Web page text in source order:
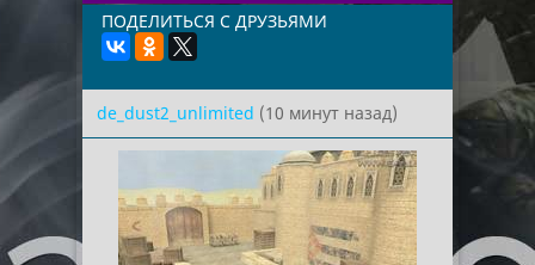
ПОДЕЛИТЬСЯ С ДРУЗЬЯМИ
de_dust2_unlimited (10 минут назад)